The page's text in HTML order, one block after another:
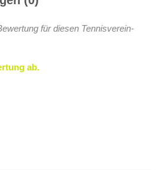
für diesen Tennisverein-
ab.